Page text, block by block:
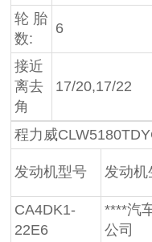
轮 胎
数:
6
接近
离去
角
17/20,17/22
程力威
发动机型号 发动机
CA4DK1-
22E6
****汽
公司